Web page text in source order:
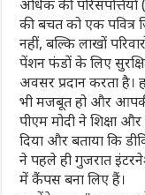
अधिक की
की बचत को एक पवित्र
नहीं, बल्कि लाखों
पेंशन फंडों के लिए
अवसर प्रदान करता है।
भी मजबूत हो और
पीएम मोदी ने शिक्षा
दिया और बताया कि
ने पहले ही गुजरात
में कैंपस बना लिए हैं।